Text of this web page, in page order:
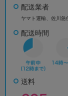
配送業者
ヤマト運輸、佐川急
配送時間
送料